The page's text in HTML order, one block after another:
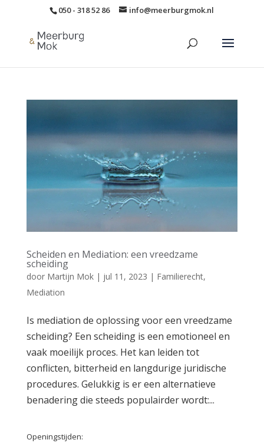
050 - 318 52 86 info@meerburgmok.nl
Scheiden en Mediation: een vreedzame
scheiding
door Martijn Mok| jul 11, 2023 | Familierecht,
Mediation
Is mediation de oplossing voor een vreedzame
scheiding? Een scheiding is een emotioneel en
vaak moeilijk proces. Het kan leiden tot
conflicten, bitterheid en langdurige juridische
procedures. Gelukkig is er een alternatieve
benadering die steeds populairder wordt:...
Openingstijden: